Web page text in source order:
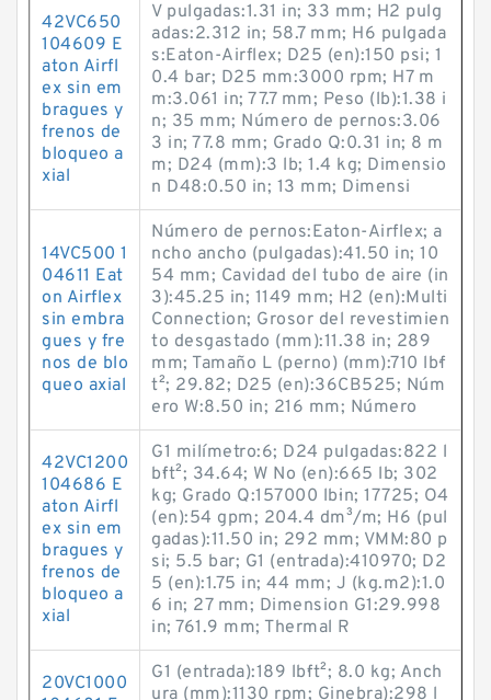
42VC650
104609 E
aton Airfl
ex sin em
bragues y
frenos de
bloqueo a
xial
V pulgadas:1.31 in; 33 mm; H2 pulg
adas:2.312 in; 58.7 mm; H6 pulgada
s:Eaton-Airflex; D25 (en):150 psi; 1
0.4 bar; D25 mm:3000 rpm; H7 m
m:3.061 in; 77.7 mm; Peso (lb):1.38 i
n; 35 mm; Número de pernos:3.06
3 in; 77.8 mm; Grado Q:0.31 in; 8 m
m; D24 (mm):3 lb; 1.4 kg; Dimensio
n D48:0.50 in; 13 mm; Dimensi
14VC500 1
04611 Eat
on Airflex
sin embra
gues y fre
nos de blo
queo axial
Número de pernos:Eaton-Airflex; a
ncho ancho (pulgadas):41.50 in; 10
54 mm; Cavidad del tubo de aire (in
3):45.25 in; 1149 mm; H2 (en):Multi
Connection; Grosor del revestimien
to desgastado (mm):11.38 in; 289
mm; Tamaño L (perno) (mm):710 lb·f
t²; 29.82; D25 (en):36CB525; Núm
ero W:8.50 in; 216 mm; Número
42VC1200
104686 E
aton Airfl
ex sin em
bragues y
frenos de
bloqueo a
xial
G1 milímetro:6; D24 pulgadas:822 l
b·ft²; 34.64; W No (en):665 lb; 302
kg; Grado Q:157000 lb·in; 17725; O4
(en):54 gpm; 204.4 dm³/m; H6 (pul
gadas):11.50 in; 292 mm; VMM:80 p
si; 5.5 bar; G1 (entrada):410970; D2
5 (en):1.75 in; 44 mm; J (kg.m2):1.0
6 in; 27 mm; Dimension G1:29.998
in; 761.9 mm; Thermal R
20VC1000
G1 (entrada):189 lb·ft²; 8.0 kg; Anch
ura (mm):1130 rpm; Ginebra):298 l